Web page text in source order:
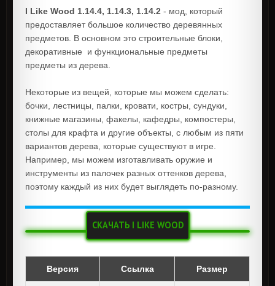
I Like Wood 1.14.4, 1.14.3, 1.14.2 - мод, который
предоставляет большое количество деревянных
предметов. В основном это строительные блоки,
декоративные и функциональные предметы
предметы из дерева.
Некоторые из вещей, которые мы можем сделать:
бочки, лестницы, палки, кровати, костры, сундуки,
книжные магазины, факелы, кафедры, компостеры,
столы для крафта и другие объекты, с любым из пяти
вариантов дерева, которые существуют в игре.
Например, мы можем изготавливать оружие и
инструменты из палочек разных оттенков дерева,
поэтому каждый из них будет выглядеть по-разному.
СКАЧАТЬ I LIKE WOOD
Версия Ссылка Размер